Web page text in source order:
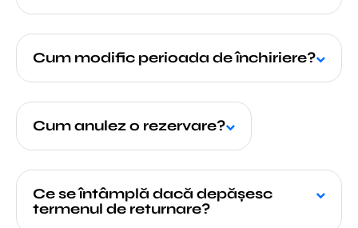
Cum modific perioada de închiriere?
Cum anulez o rezervare?
Ce se întâmplă dacă depășesc
termenul de returnare?